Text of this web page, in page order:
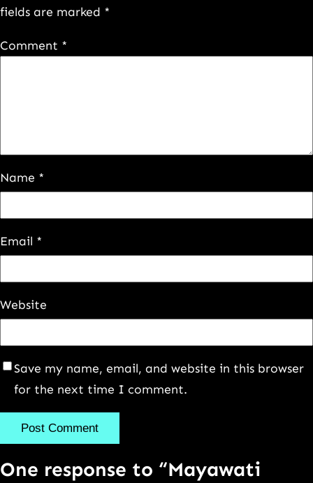
fields are marked *
Comment *
Name *
Email *
Website
Save my name, email, and website in this browser
for the next time I comment.
One response to “Mayawati